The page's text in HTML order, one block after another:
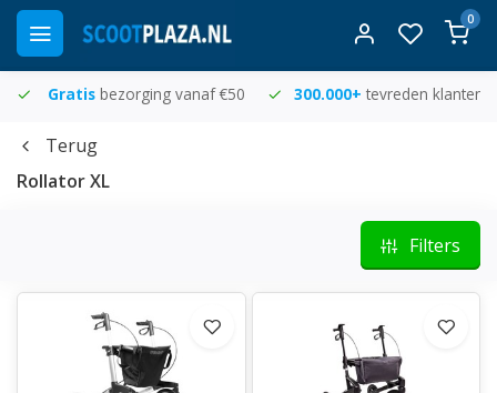
0
Gratis bezorging vanaf €50 300.000+ tevreden klanten
Terug
Rollator XL
Filters